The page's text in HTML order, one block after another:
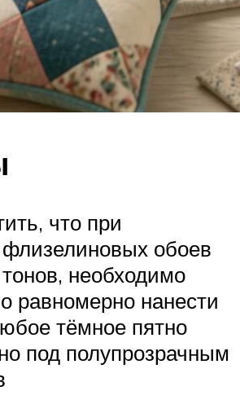
что при
обоев
необходимо
равномерно нанести
тёмное пятно
под полупрозрачным